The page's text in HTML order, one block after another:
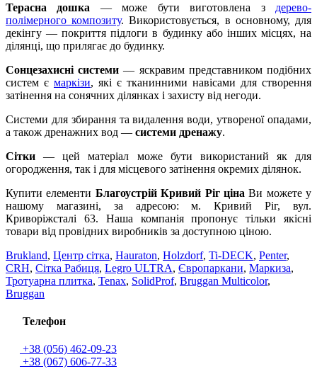
Терасна дошка — може бути виготовлена з дерево-
полімерного композиту. Використовується, в основному, для
декінгу — покриття підлоги в будинку або інших місцях, на
ділянці, що прилягає до будинку.
Сонцезахисні системи — яскравим представником подібних
систем є маркізи, які є тканинними навісами для створення
затінення на сонячних ділянках і захисту від негоди.
Системи для збирання та видалення води, утвореної опадами,
а також дренажних вод — системи дренажу.
Сітки — цей матеріал може бути використаний як для
огородження, так і для місцевого затінення окремих ділянок.
Купити елементи Благоустрій Кривий Ріг ціна Ви можете у
нашому магазині, за адресою: м. Кривий Ріг, вул.
Криворіжсталі 63. Наша компанія пропонує тільки якісні
товари від провідних виробників за доступною ціною.
Brukland, Центр сітка, Hauraton, Holzdorf, Ti-DECK, Penter,
CRH, Сітка Рабиця, Legro ULTRA, Європаркани, Маркиза,
Тротуарна плитка, Tenax, SolidProf, Bruggan Multicolor,
Bruggan
Телефон
+38 (056) 462-09-23
+38 (067) 606-77-33